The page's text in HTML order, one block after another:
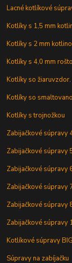
Lacné kotlíkové
Kotlíky s 1,5 mm
Kotlíky s 2 mm
Kotlíky s 4,0 mm
Kotlíky so
Kotlíky so
Kotlíky s trojnožkou
Zabijačkové súpravy
Zabijačkové súpravy
Zabijačkové súpravy
Zabijačkové súpravy
Zabijačkové súpravy
Zabijačkové súpravy
Kotlíkové súpravy
Súpravy na zabíjačku